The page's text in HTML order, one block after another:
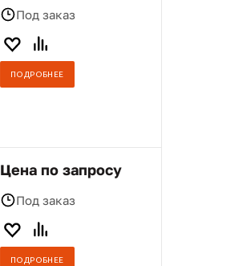
Под заказ
ПОДРОБНЕЕ
Цена по запросу
Под заказ
ПОДРОБНЕЕ